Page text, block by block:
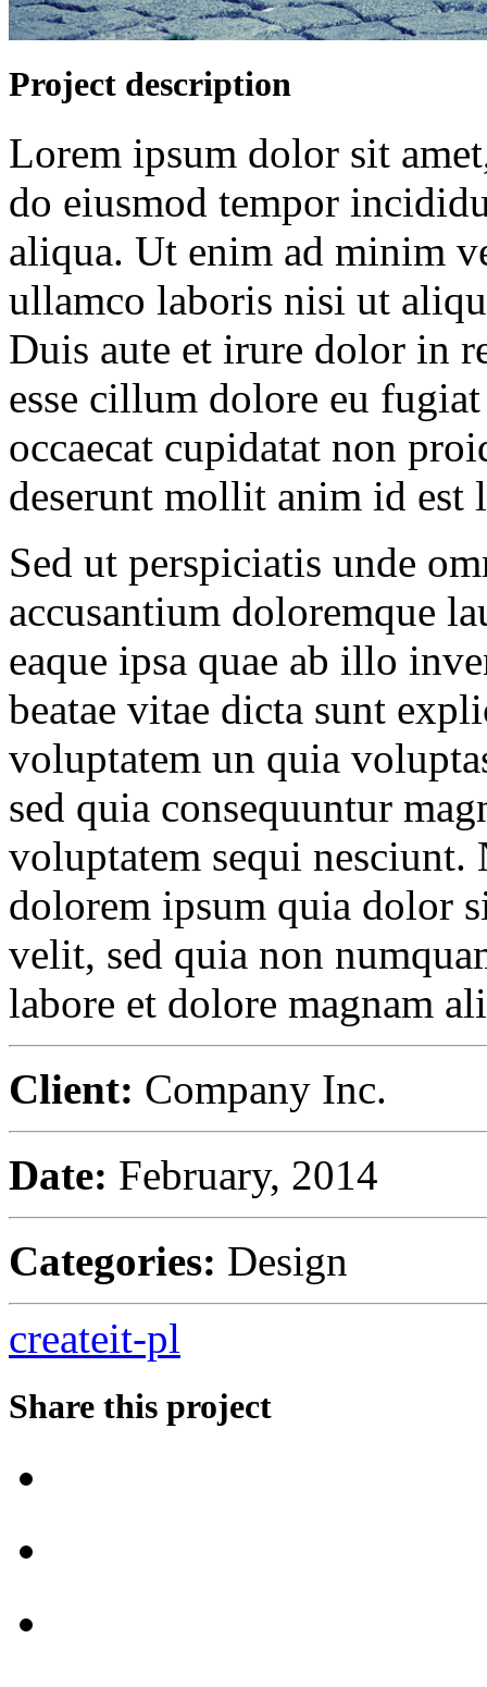
Project description
Lorem ipsum dolor sit
do eiusmod tempor
aliqua. Ut enim ad minim
ullamco laboris nisi ut
Duis aute et irure dolor in
esse cillum dolore eu
occaecat cupidatat non
deserunt mollit anim id est
Sed ut perspiciatis unde
accusantium doloremque
eaque ipsa quae ab illo
beatae vitae dicta sunt
voluptatem un quia
sed quia consequuntur
voluptatem sequi nesciunt.
dolorem ipsum quia dolor
velit, sed quia non
labore et dolore magnam
Client: Company Inc.
Date: February, 2014
Categories: Design
createit-pl
Share this project